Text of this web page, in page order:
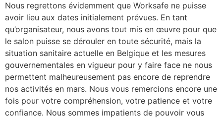
Nous regrettons évidemment que Worksafe ne puisse
avoir lieu aux dates initialement prévues. En tant
qu’organisateur, nous avons tout mis en œuvre pour que
le salon puisse se dérouler en toute sécurité, mais la
situation sanitaire actuelle en Belgique et les mesures
gouvernementales en vigueur pour y faire face ne nous
permettent malheureusement pas encore de reprendre
nos activités en mars. Nous vous remercions encore une
fois pour votre compréhension, votre patience et votre
confiance. Nous sommes impatients de pouvoir vous